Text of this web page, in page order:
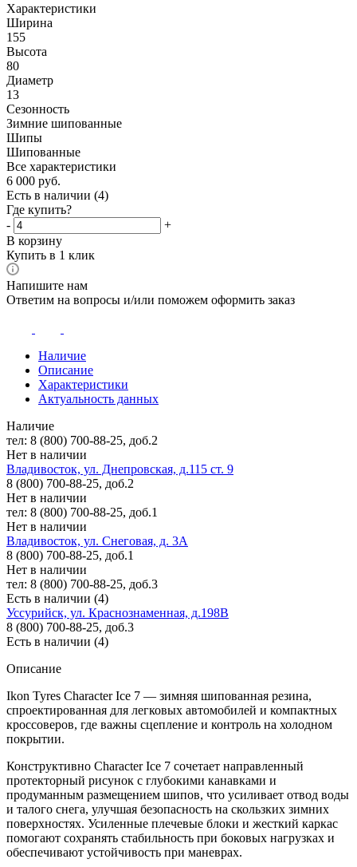
Характеристики
Ширина
155
Высота
80
Диаметр
13
Сезонность
Зимние шипованные
Шипы
Шипованные
Все характеристики
6 000 руб.
Есть в наличии (4)
Где купить?
-
+
В корзину
Купить в 1 клик
Напишите нам
Ответим на вопросы и/или поможем оформить заказ
Наличие
Описание
Характеристики
Актуальность данных
Наличие
тел: 8 (800) 700-88-25, доб.2
Нет в наличии
Владивосток, ул. Днепровская, д.115 ст. 9
8 (800) 700-88-25, доб.2
Нет в наличии
тел: 8 (800) 700-88-25, доб.1
Нет в наличии
Владивосток, ул. Снеговая, д. 3А
8 (800) 700-88-25, доб.1
Нет в наличии
тел: 8 (800) 700-88-25, доб.3
Есть в наличии (4)
Уссурийск, ул. Краснознаменная, д.198В
8 (800) 700-88-25, доб.3
Есть в наличии (4)
Описание
Ikon Tyres Character Ice 7 — зимняя шипованная резина,
спроектированная для легковых автомобилей и компактных
кроссоверов, где важны сцепление и контроль на холодном
покрытии.
Конструктивно Character Ice 7 сочетает направленный
протекторный рисунок с глубокими канавками и
продуманным размещением шипов, что усиливает отвод воды
и талого снега, улучшая безопасность на скользких зимних
поверхностях. Усиленные плечевые блоки и жесткий каркас
помогают сохранять стабильность при боковых нагрузках и
обеспечивают устойчивость при маневрах.